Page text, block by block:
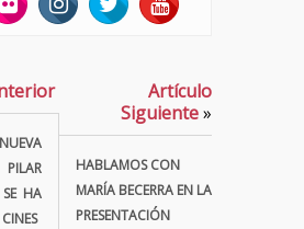
HA
Artículo
Siguiente»
HABLAMOS CON
MARÍA BECERRA EN LA
PRESENTACIÓN